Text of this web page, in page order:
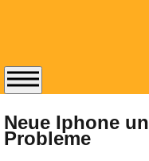
Neue Iphone
Probleme
Abonnieren Sie
14-tägig
erscheinenden